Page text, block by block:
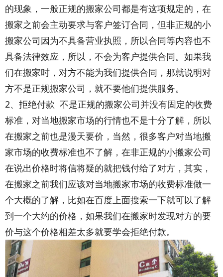
的现象，一般正规的搬家公司都是有这项规定的，在
搬家之前会主动要求与客户签订合同，但非正规的小
搬家公司因为不具备营业执照，所以合同等内容也不
具备法律效应，所以，不会为客户提供合同。如果我
们在搬家时，对方不能为我们提供合同，那就说明对
方不是正规搬家公司，就不要他们提供服务。
2、拒绝付款 不是正规的搬家公司并没有固定的收费
标准，对当地搬家市场的行情也不是十分了解，所以
在搬家之前也是漫天要价，当然，很多客户对当地搬
家市场的收费标准也不了解，在非正规的小搬家公司
在说出价格时将信将疑的就把钱付给了对方，其实，
在搬家之前我们应该对当地搬家市场的收费标准做一
个大概的了解，比如在百度上面搜索一下就可以了解
到一个大约的价格，如果我们在搬家时发现对方的要
价与这个价格相差太多就要学会拒绝付款。